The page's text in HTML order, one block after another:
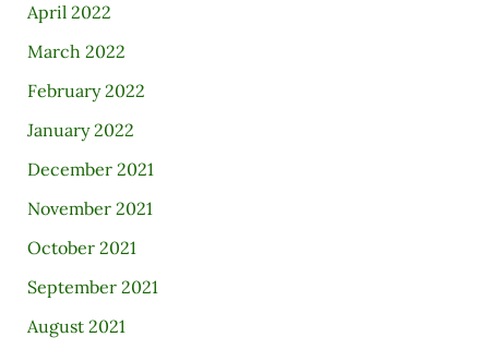
April 2022
March 2022
February 2022
January 2022
December 2021
November 2021
October 2021
September 2021
August 2021